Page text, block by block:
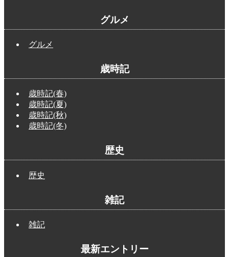
グルメ
グルメ
歳時記
歳時記(春)
歳時記(夏)
歳時記(秋)
歳時記(冬)
歴史
歴史
雑記
雑記
最新エントリー